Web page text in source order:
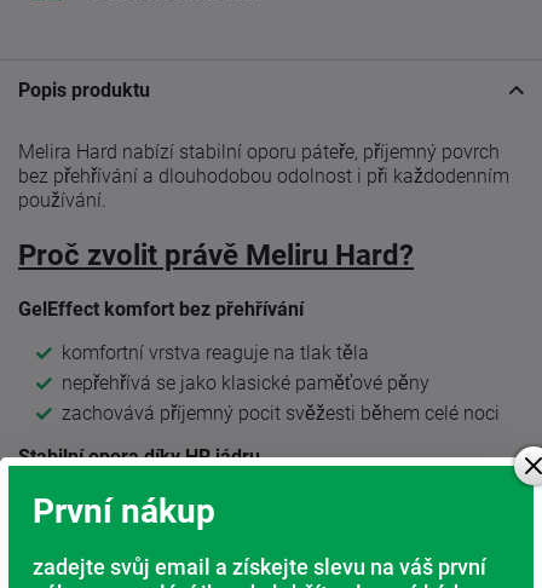
Popis produktu
Melira Hard nabízí stabilní oporu páteře, příjemný povrch
bez přehřívání a dlouhodobou odolnost i při každodenním
používání.
Proč zvolit právě Meliru Hard?
GelEffect komfort bez přehřívání
komfortní vrstva reaguje na tlak těla
nepřehřívá se jako klasické paměťové pěny
zachovává příjemný pocit svěžesti během celé noci
Stabilní opora díky HR jádru
kvalitní studená HR pěna vytváří pevný základ
matrace
pomáhá udržovat páteř ve správné poloze
První nákup
zadejte svůj email a získejte slevu na váš první